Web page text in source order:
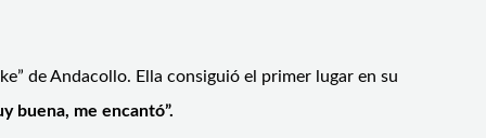
de Andacollo. Ella consiguió el primer lugar en su
buena, me encantó”.